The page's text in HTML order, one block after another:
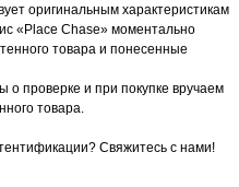
оригинальным характеристикам
«Place Chase» моментально
товара и понесенные
о проверке и при покупке вручаем
товара.
Свяжитесь с нами!